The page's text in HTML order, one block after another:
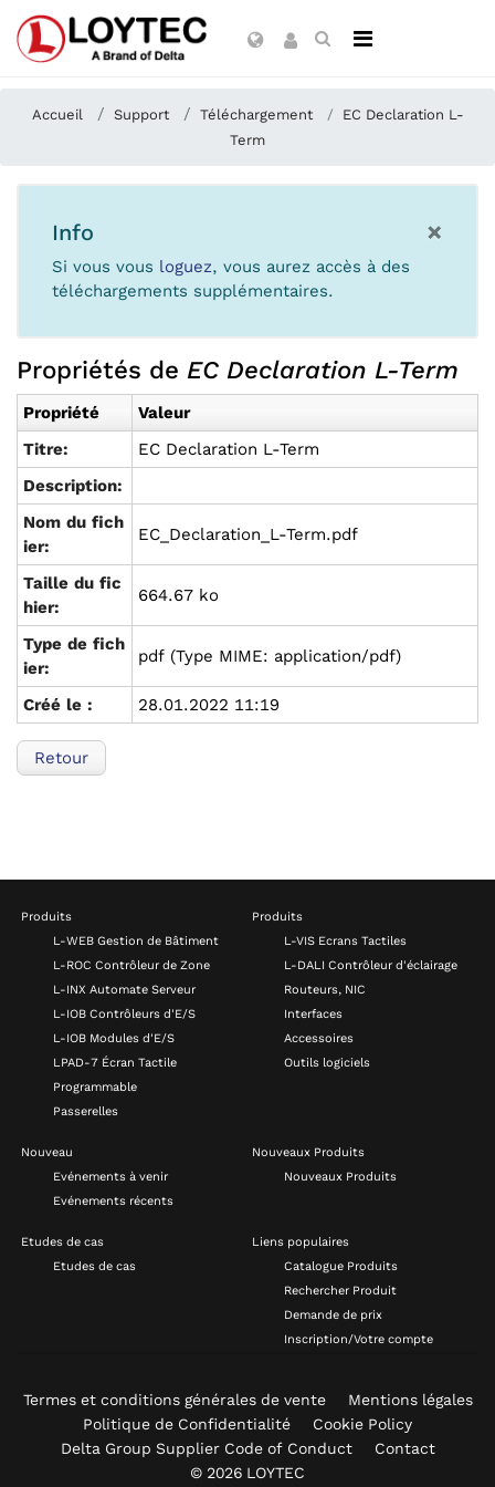
Accueil Support Téléchargement
EC Declaration L-
Term
×
Info
Si vous vous loguez, vous aurez accès à des
téléchargements supplémentaires.
Propriétés de EC Declaration L-Term
Propriété
Valeur
Titre:
EC Declaration L-Term
Description:
Nom du fich
ier:
EC_Declaration_L-Term.pdf
Taille du fic
hier:
664.67 ko
Type de fich
ier:
pdf (Type MIME: application/pdf)
Créé le : 28.01.2022 11:19
Retour
Produits
L-WEB Gestion de Bâtiment
L-ROC Contrôleur de Zone
L-INX Automate Serveur
L-IOB Contrôleurs d'E/S
L-IOB Modules d'E/S
LPAD-7 Écran Tactile
Programmable
Passerelles
Produits
L-VIS Ecrans Tactiles
L-DALI Contrôleur d'éclairage
Routeurs, NIC
Interfaces
Accessoires
Outils logiciels
Nouveau
Evénements à venir
Evénements récents
Nouveaux Produits
Nouveaux Produits
Etudes de cas
Etudes de cas
Liens populaires
Catalogue Produits
Rechercher Produit
Demande de prix
Inscription/Votre compte
Termes et conditions générales de vente
Mentions légales
Politique de Confidentialité
Cookie Policy
Delta Group Supplier Code of Conduct
Contact
© 2026 LOYTEC